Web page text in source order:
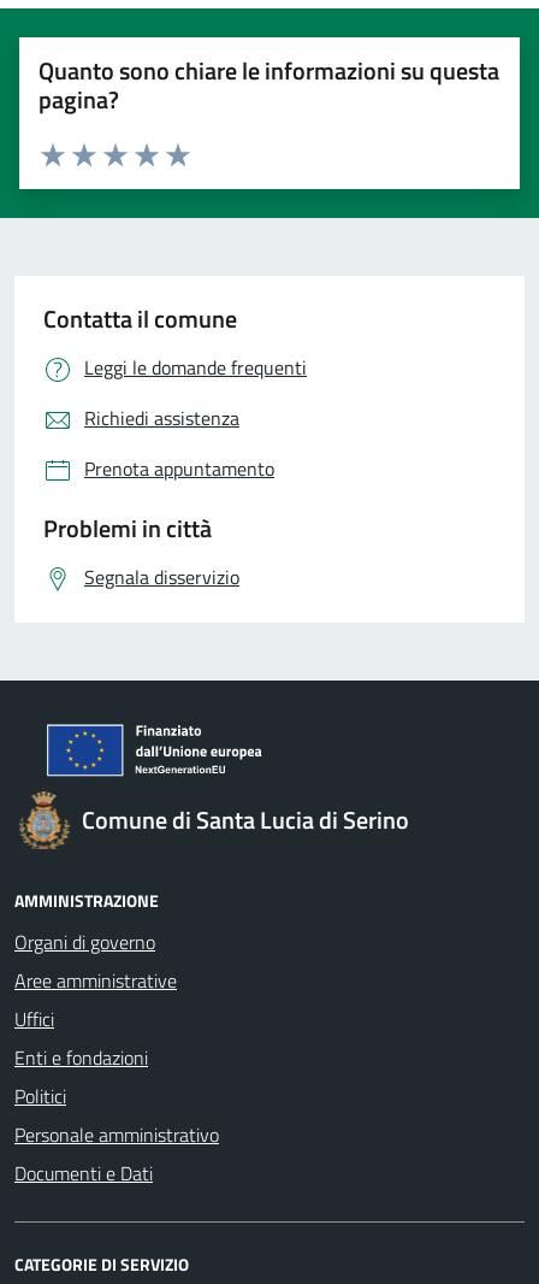
Quanto sono chiare le informazioni su questa
pagina?
Valuta 5 stelle su 5
Valuta 4 stelle su 5
Valuta 3 stelle su 5
Valuta 2 stelle su 5
Valuta 1 stelle su 5
Contatta il comune
Leggi le domande frequenti
Richiedi assistenza
Prenota appuntamento
Problemi in città
Segnala disservizio
Comune di Santa Lucia di Serino
AMMINISTRAZIONE
Organi di governo
Aree amministrative
Uffici
Enti e fondazioni
Politici
Personale amministrativo
Documenti e Dati
CATEGORIE DI SERVIZIO